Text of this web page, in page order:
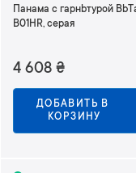
Панама с гарнbтурой
B01HR, серая
4 608 ₴
ДОБАВИТЬ В
КОРЗИНУ